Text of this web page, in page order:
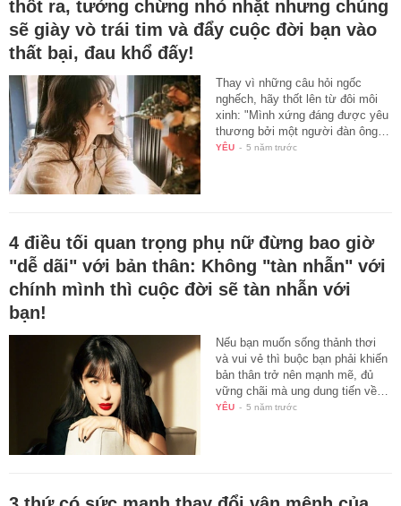
thốt ra, tưởng chừng nhỏ nhặt nhưng chúng
sẽ giày vò trái tim và đẩy cuộc đời bạn vào
thất bại, đau khổ đấy!
Thay vì những câu hỏi ngốc
nghếch, hãy thốt lên từ đôi môi
xinh: "Mình xứng đáng được yêu
thương bởi một người đàn ông…
YÊU - 5 năm trước
4 điều tối quan trọng phụ nữ đừng bao giờ
"dễ dãi" với bản thân: Không "tàn nhẫn" với
chính mình thì cuộc đời sẽ tàn nhẫn với
bạn!
Nếu bạn muốn sống thảnh thơi
và vui vẻ thì buộc bạn phải khiến
bản thân trở nên mạnh mẽ, đủ
vững chãi mà ung dung tiến về…
YÊU - 5 năm trước